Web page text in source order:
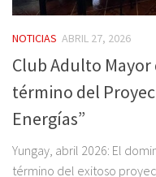
NOTICIAS ABRIL 27, 2026
Club Adulto
término del
Energías”
Yungay, abril 2026: El
término del exitoso